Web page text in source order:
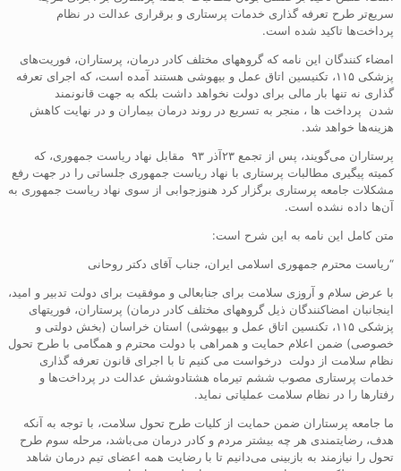
سریع‌تر طرح تعرفه گذاری خدمات پرستاری و برقراری عدالت در نظام
پرداخت‌ها تاکید شده است.
امضاء کنندگان این نامه که گروههای مختلف کادر درمان، پرستاران، فوریت‌های
پزشکی ۱۱۵، تکنیسین اتاق عمل و بیهوشی هستند آمده است، که اجرای تعرفه
گذاری نه تنها بار مالی برای دولت نخواهد داشت بلکه به جهت قانونمند
شدن پرداخت ها ، منجر به تسریع در روند درمان بیماران و در ‌‌نهایت کاهش
هزینه‌ها خواهد شد.
پرستاران می‌گویند، پس از تجمع ۲۳آذر ۹۳ مقابل نهاد ریاست جمهوری، که
کمیته پیگیری مطالبات پرستاری با نهاد ریاست جمهوری جلساتی را در جهت رفع
مشکلات جامعه پرستاری برگزار کرد هنوزجوابی از سوی نهاد ریاست جمهوری به
آن‌ها داده نشده است.
متن کامل این نامه به این شرح است:
“ریاست محترم جمهوری اسلامی ایران، جناب آقای دکتر روحانی
با عرض سلام و آروزی سلامت برای جنابعالی و موفقیت برای دولت تدبیر و امید،
اینجانبان امضاکنندگان ذیل گروههای مختلف کادر درمان) پرستاران، فوریتهای
پزشکی ۱۱۵، تکنسین اتاق عمل و بیهوشی) استان خراسان (بخش دولتی و
خصوصی) ضمن اعلام حمایت و همراهی با دولت محترم و همگامی با طرح تحول
نظام سلامت از دولت درخواست می کنیم تا با اجرای قانون تعرفه گذاری
خدمات پرستاری مصوب ششم تیرماه هشتادوشش عدالت در پرداخت‌ها و
رفتار‌ها را در نظام سلامت عملیاتی نماید.
ما جامعه پرستاران ضمن حمایت از کلیات طرح تحول سلامت، با توجه به آنکه
هدف، رضایتمندی هر چه بیشتر مردم و کادر درمان می‌باشد، مرحله سوم طرح
تحول را نیازمند به بازبینی می‌دانیم تا با رضایت همه اعضای تیم درمان شاهد